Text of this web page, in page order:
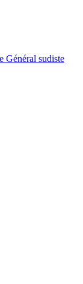
Général sudiste